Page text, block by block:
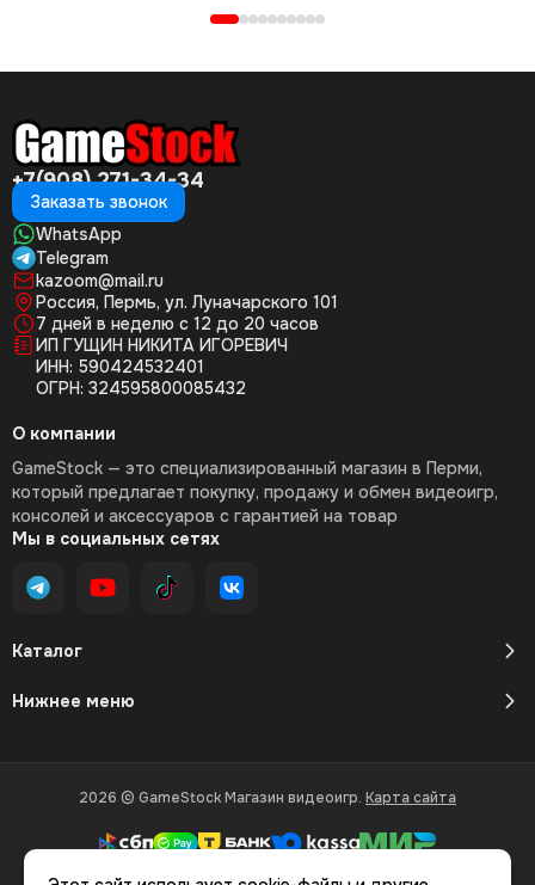
+7(908) 271-34-34
Заказать звонок
WhatsApp
Telegram
kazoom@mail.ru
Россия, Пермь, ул. Луначарского 101
7 дней в неделю с 12 до 20 часов
ИП ГУЩИН НИКИТА ИГОРЕВИЧ
ИНН: 590424532401
ОГРН: 324595800085432
Каталог
Нижнее меню
О компании
GameStock — это специализированный магазин в Перми,
который предлагает покупку, продажу и обмен видеоигр,
консолей и аксессуаров с гарантией на товар
Мы в социальных сетях
2026 © GameStock Магазин видеоигр. Карта сайта